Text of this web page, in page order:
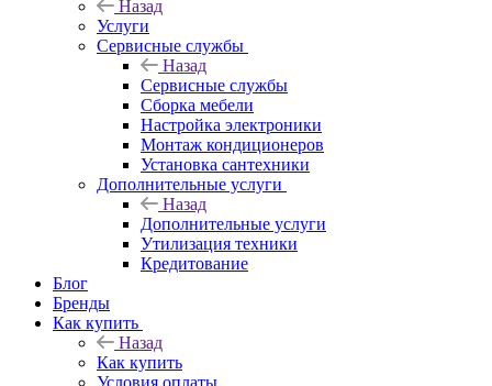
Назад
Услуги
Сервисные службы
Назад
Сервисные службы
Сборка мебели
Настройка электроники
Монтаж кондиционеров
Установка сантехники
Дополнительные услуги
Назад
Дополнительные услуги
Утилизация техники
Кредитование
Блог
Бренды
Как купить
Назад
Как купить
Условия оплаты